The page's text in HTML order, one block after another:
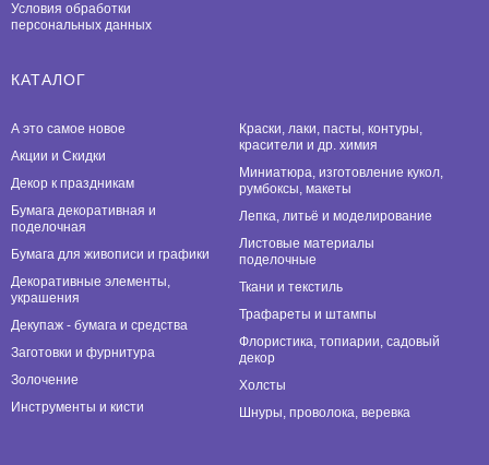
Условия обработки
персональных данных
КАТАЛОГ
А это самое новое
Акции и Скидки
Декор к праздникам
Бумага декоративная и
поделочная
Бумага для живописи и графики
Декоративные элементы,
украшения
Декупаж - бумага и средства
Заготовки и фурнитура
Золочение
Инструменты и кисти
Краски, лаки, пасты, контуры,
красители и др. химия
Миниатюра, изготовление кукол,
румбоксы, макеты
Лепка, литьё и моделирование
Листовые материалы
поделочные
Ткани и текстиль
Трафареты и штампы
Флористика, топиарии, садовый
декор
Холсты
Шнуры, проволока, веревка